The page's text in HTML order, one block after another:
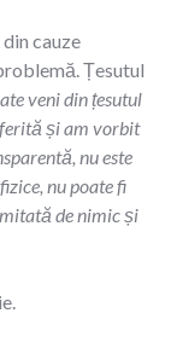
cauze
Țesutul
veni din țesutul
și am vorbit
nu este
nu poate fi
de nimic și